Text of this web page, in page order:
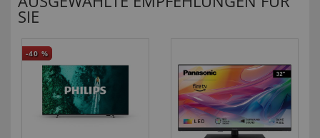
SIE
-40 %